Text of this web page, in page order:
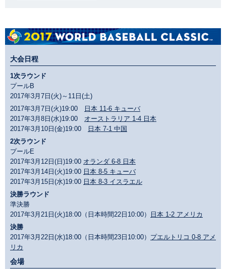
大会日程
1次ラウンド
プールB
2017年3月7日(火)～11日(土)
2017年3月7日(火)19:00
日本 11-6 キューバ
2017年3月8日(水)19:00 オーストラリア 1-4 日本
2017年3月10日(金)19:00
日本 7-1 中国
2次ラウンド
プールE
2017年3月12日(日)19:00 オランダ 6-8 日本
2017年3月14日(火)19:00 日本 8-5 キューバ
2017年3月15日(水)19:00 日本 8-3 イスラエル
決勝ラウンド
準決勝
2017年3月21日(火)18:00（日本時間22日10:00）
日本 1-2 アメリカ
決勝
2017年3月22日(水)18:00（日本時間23日10:00） プエルトリコ 0-8 アメ
リカ
会場